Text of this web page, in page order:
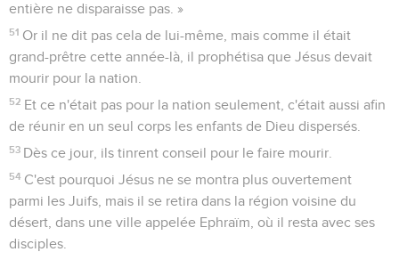
entière ne disparaisse pas. »
51 Or il ne dit pas cela de lui-même, mais comme il était
grand-prêtre cette année-là, il prophétisa que Jésus devait
mourir pour la nation.
52 Et ce n'était pas pour la nation seulement, c'était aussi afin
de réunir en un seul corps les enfants de Dieu dispersés.
53 Dès ce jour, ils tinrent conseil pour le faire mourir.
54 C'est pourquoi Jésus ne se montra plus ouvertement
parmi les Juifs, mais il se retira dans la région voisine du
désert, dans une ville appelée Ephraïm, où il resta avec ses
disciples.